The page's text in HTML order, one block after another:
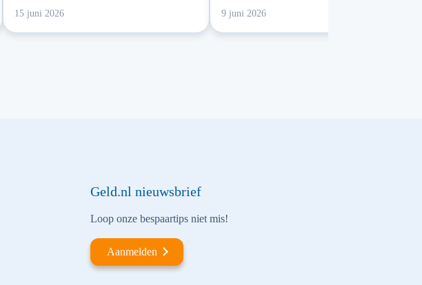
15 juni 2026 9 juni 2026
Geld.nl nieuwsbrief
Loop onze bespaartips niet mis!
Aanmelden